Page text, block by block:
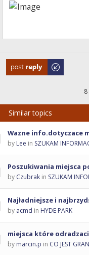
Post a reply
Similar topics
Wazne info.dotyczace
by Lee in SZUKAM
Poszukiwania miejsca
by Czubrak in SZUKAM
Najładniejsze i
by acmd in HYDE PARK
miejsca które
by marcin.p in CO JEST